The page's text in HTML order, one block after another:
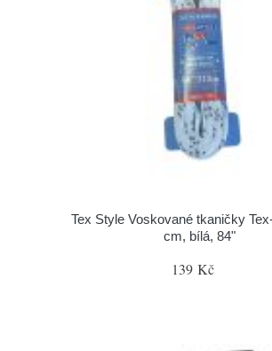
Tex Style Voskované tkaničky
cm, bílá, 84"
139 Kč